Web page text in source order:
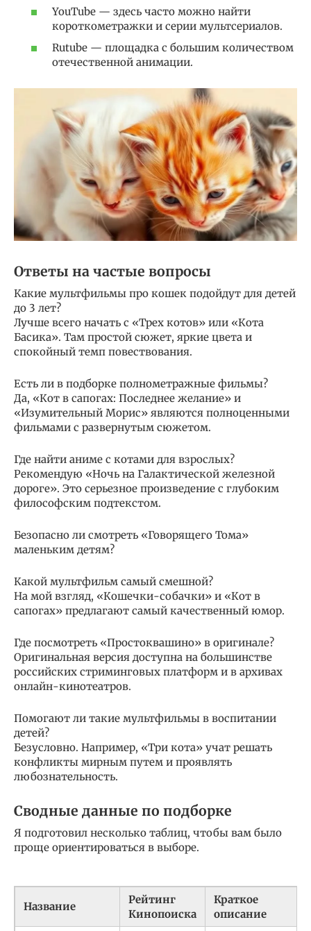
YouTube — здесь часто можно найти
короткометражки и серии мультсериалов.
Rutube — площадка с большим количеством
отечественной анимации.
Ответы на частые вопросы
Какие мультфильмы про кошек подойдут для детей
до 3 лет?
Лучше всего начать с «Трех котов» или «Кота
Басика». Там простой сюжет, яркие цвета и
спокойный темп повествования.
Есть ли в подборке полнометражные фильмы?
Да, «Кот в сапогах: Последнее желание» и
«Изумительный Морис» являются полноценными
фильмами с развернутым сюжетом.
Где найти аниме с котами для взрослых?
Рекомендую «Ночь на Галактической железной
дороге». Это серьезное произведение с глубоким
философским подтекстом.
Безопасно ли смотреть «Говорящего Тома»
маленьким детям?
Какой мультфильм самый смешной?
На мой взгляд, «Кошечки-собачки» и «Кот в
сапогах» предлагают самый качественный юмор.
Где посмотреть «Простоквашино» в оригинале?
Оригинальная версия доступна на большинстве
российских стриминговых платформ и в архивах
онлайн-кинотеатров.
Помогают ли такие мультфильмы в воспитании
детей?
Безусловно. Например, «Три кота» учат решать
конфликты мирным путем и проявлять
любознательность.
Сводные данные по подборке
Я подготовил несколько таблиц, чтобы вам было
проще ориентироваться в выборе.
Название
Рейтинг
Кинопоиска
Краткое
описание